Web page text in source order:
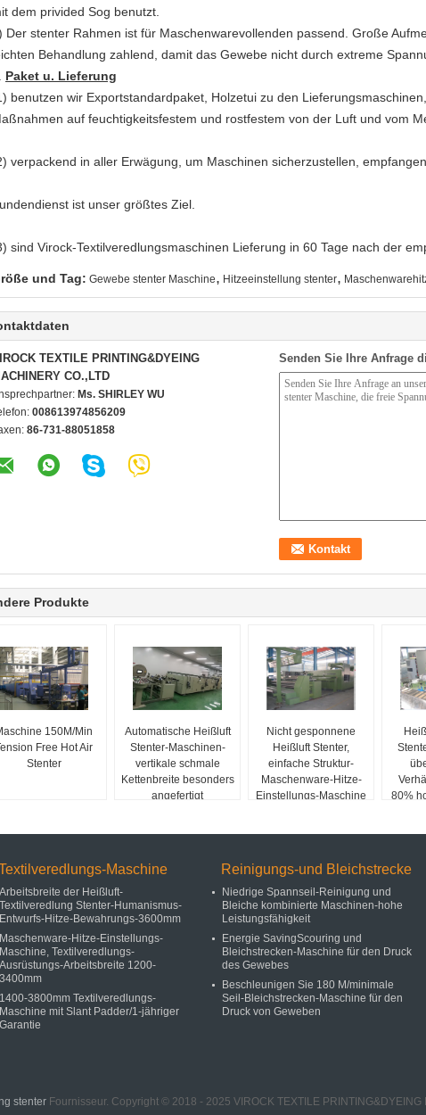
dem privided Sog benutzt.
Der stenter Rahmen ist für Maschenwarevollenden passend. Große
Behandlung zahlend, damit das Gewebe nicht durch extreme
Paket u. Lieferung
benutzen wir Exportstandardpaket, Holzetui zu den
auf feuchtigkeitsfestem und rostfestem von der Luft und vom
verpackend in aller Erwägung, um Maschinen sicherzustellen,
ist unser größtes Ziel.
sind Virock-Textilveredlungsmaschinen Lieferung in 60 Tage nach der
und Tag: Gewebe stenter Maschine, Hitzeeinstellung stenter,
TEXTILE PRINTING&DYEING
CO.,LTD
Ms. SHIRLEY WU
008613974856209
86-731-88051858
Senden Sie Ihre Anfrage
Produkte
150M/Min
Free Hot Air
Stenter
Automatische Heißluft
Stenter-Maschinen-
vertikale schmale
Kettenbreite besonders
angefertigt
Nicht gesponnene
Heißluft Stenter,
einfache Struktur-
Maschenware-Hitze-
Einstellungs-Maschine
80%
Maschine
Arbeitsbreite der Heißluft-
Textilveredlung Stenter-Humanismus-
Entwurfs-Hitze-Bewahrungs-3600mm
Maschenware-Hitze-Einstellungs-
Maschine, Textilveredlungs-
Ausrüstungs-Arbeitsbreite 1200-
3400mm
1400-3800mm Textilveredlungs-
Maschine mit Slant Padder/1-jähriger
Garantie
Reinigungs-und Bleichstrecke
Niedrige Spannseil-Reinigung und
Bleiche kombinierte Maschinen-hohe
Leistungsfähigkeit
Energie SavingScouring und
Bleichstrecken-Maschine für den Druck
des Gewebes
Beschleunigen Sie 180 M/minimale
Seil-Bleichstrecken-Maschine für den
Druck von Geweben
stenterFournisseur. Copyright © 2018 - 2025 VIROCK TEXTILE PRINTING&DYEING